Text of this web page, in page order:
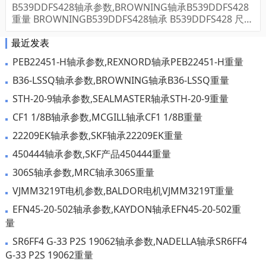
B539DDFS428轴承参数,BROWNING轴承B539DDFS428
重量 BROWNINGB539DDFS428轴承 B539DDFS428 尺寸
WNING轴承B5...
最近发表
PEB22451-H轴承参数,REXNORD轴承PEB22451-H重量
B36-LSSQ轴承参数,BROWNING轴承B36-LSSQ重量
STH-20-9轴承参数,SEALMASTER轴承STH-20-9重量
CF1 1/8B轴承参数,MCGILL轴承CF1 1/8B重量
22209EK轴承参数,SKF轴承22209EK重量
450444轴承参数,SKF产品450444重量
306S轴承参数,MRC轴承306S重量
VJMM3219T电机参数,BALDOR电机VJMM3219T重量
EFN45-20-502轴承参数,KAYDON轴承EFN45-20-502重
量
SR6FF4 G-33 P2S 19062轴承参数,NADELLA轴承SR6FF4
G-33 P2S 19062重量